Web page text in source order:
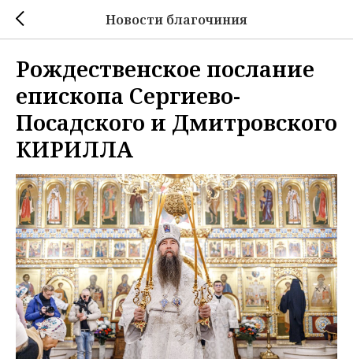
Новости благочиния
Рождественское послание
епископа Сергиево-
Посадского и Дмитровского
КИРИЛЛА